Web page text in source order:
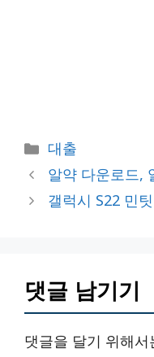
카
테
고
리
대출
알약 다운로드,
갤럭시 S22 민
댓글 남기기
댓글을 달기 위해서